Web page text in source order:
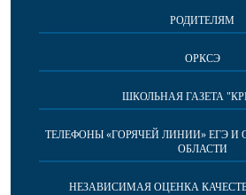
РОДИТЕЛЯМ
ОРКСЭ
ШКОЛЬНАЯ ГАЗЕТА
ТЕЛЕФОНЫ «ГОРЯЧЕЙ ЛИНИИ» ЕГЭ И
ОБЛАСТИ
НЕЗАВИСИМАЯ ОЦЕНКА